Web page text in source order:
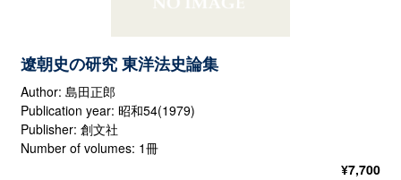
遼朝史の研究 東洋法史論集
Author: 島田正郎
Publication year: 昭和54(1979)
Publisher: 創文社
Number of volumes: 1冊
¥7,700